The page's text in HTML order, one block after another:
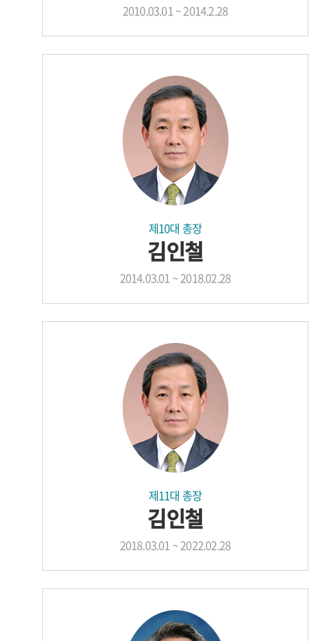
2010.03.01 ~ 2014.2.28
제10대 총장
김인철
2014.03.01 ~ 2018.02.28
제11대 총장
김인철
2018.03.01 ~ 2022.02.28